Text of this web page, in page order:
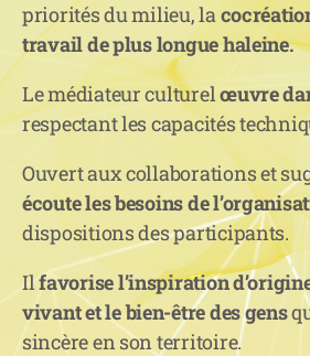
priorités du milieu, la
travail de plus longue haleine.
Le médiateur culturelœuvre
respectant les capacités
Ouvert aux collaborations et
écoute les besoins de
dispositions des participants.
Ilfavorise l’inspiration
vivantet le bien-être des gens
sincère en son territoire.